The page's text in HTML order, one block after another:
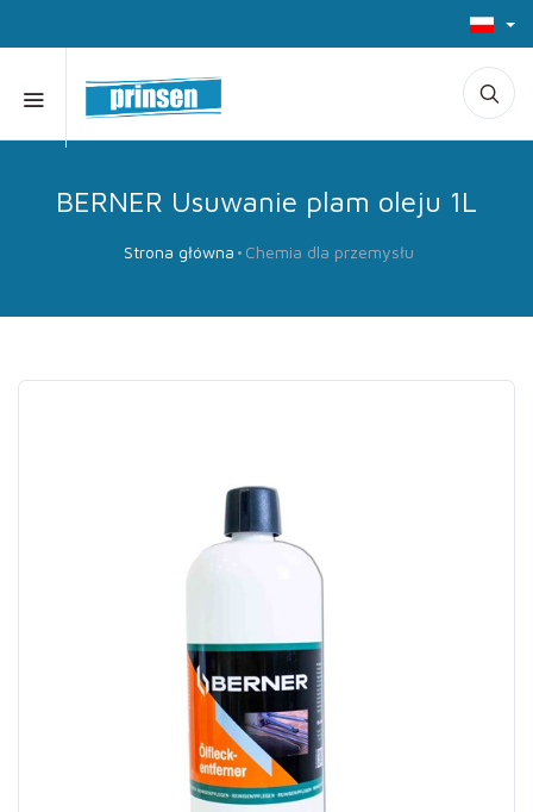
BERNER Usuwanie plam oleju 1L
Strona główna Chemia dla przemysłu